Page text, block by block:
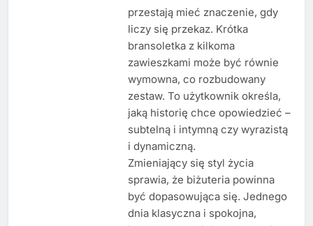
przestają mieć znaczenie, gdy
liczy się przekaz. Krótka
bransoletka z kilkoma
zawieszkami może być równie
wymowna, co rozbudowany
zestaw. To użytkownik określa,
jaką historię chce opowiedzieć –
subtelną i intymną czy wyrazistą
i dynamiczną.
Zmieniający się styl życia
sprawia, że biżuteria powinna
być dopasowująca się. Jednego
dnia klasyczna i spokojna,